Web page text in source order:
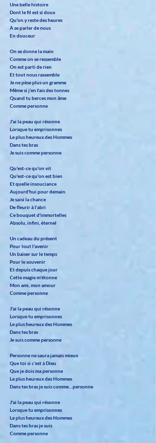
Une belle histoire
Dont le fil est si doux
Qu'on y reste des heures
À se parler de nous
En douceur
On se donne la main
Comme on se ressemble
On est parti de rien
Et tout nous rassemble
Je ne pèse plus un gramme
Même si j'en fais des tonnes
Quand tu berces mon âme
Comme personne
J'ai la peau qui résonne
Lorsque tu emprisonnes
Le plus heureux des Hommes
Dans tes bras
Je suis comme personne
Qu'est-ce qu'on vit
Qu'est-ce qu'on est bien
Et quelle insouciance
Aujourd'hui pour demain
Je saisi la chance
De fleurir à l'abri
Ce bouquet d'immortelles
Absolu, infini, éternel
Un cadeau du présent
Pour tout l'avenir
Un baiser sur le temps
Pour le souvenir
Et depuis chaque jour
Cette magie m'étonne
Mon ami, mon amour
Comme personne
J'ai la peau qui résonne
Lorsque tu emprisonnes
Le plus heureux des Hommes
Dans tes bras
Je suis comme personne
Personne ne saura jamais mieux
Que toi si c'est à Dieu
Que je dois ma personne
Le plus heureux des Hommes
Dans tes bras je suis comme…personne
J'ai la peau qui résonne
Lorsque tu emprisonnes
Le plus heureux des Hommes
Dans tes bras je suis
Comme personne